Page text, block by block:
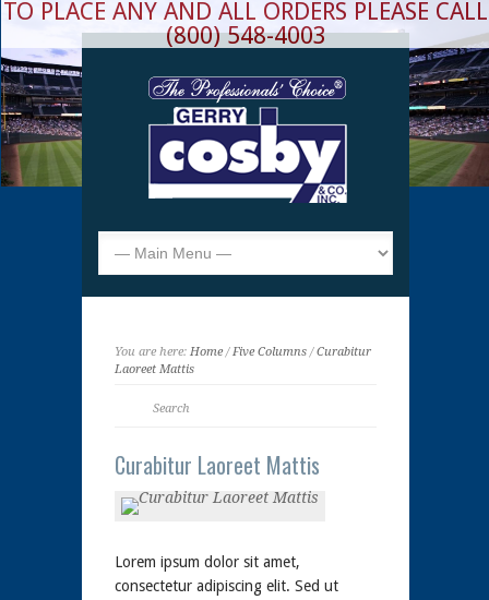
You are here: Home/Five Columns/Curabitur
Laoreet Mattis
Curabitur Laoreet Mattis
Lorem ipsum dolor sit amet,
consectetur adipiscing elit. Sed ut
TO PLACE ANY AND ALL ORDERS PLEASE CALL
(800) 548-4003